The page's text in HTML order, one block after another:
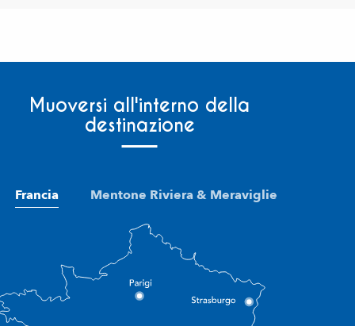
Muoversi all'interno della
destinazione
Francia Mentone Riviera & Meraviglie